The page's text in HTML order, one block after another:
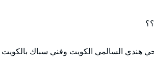
هندي السالمي الكويت وفني سباك بالكويت